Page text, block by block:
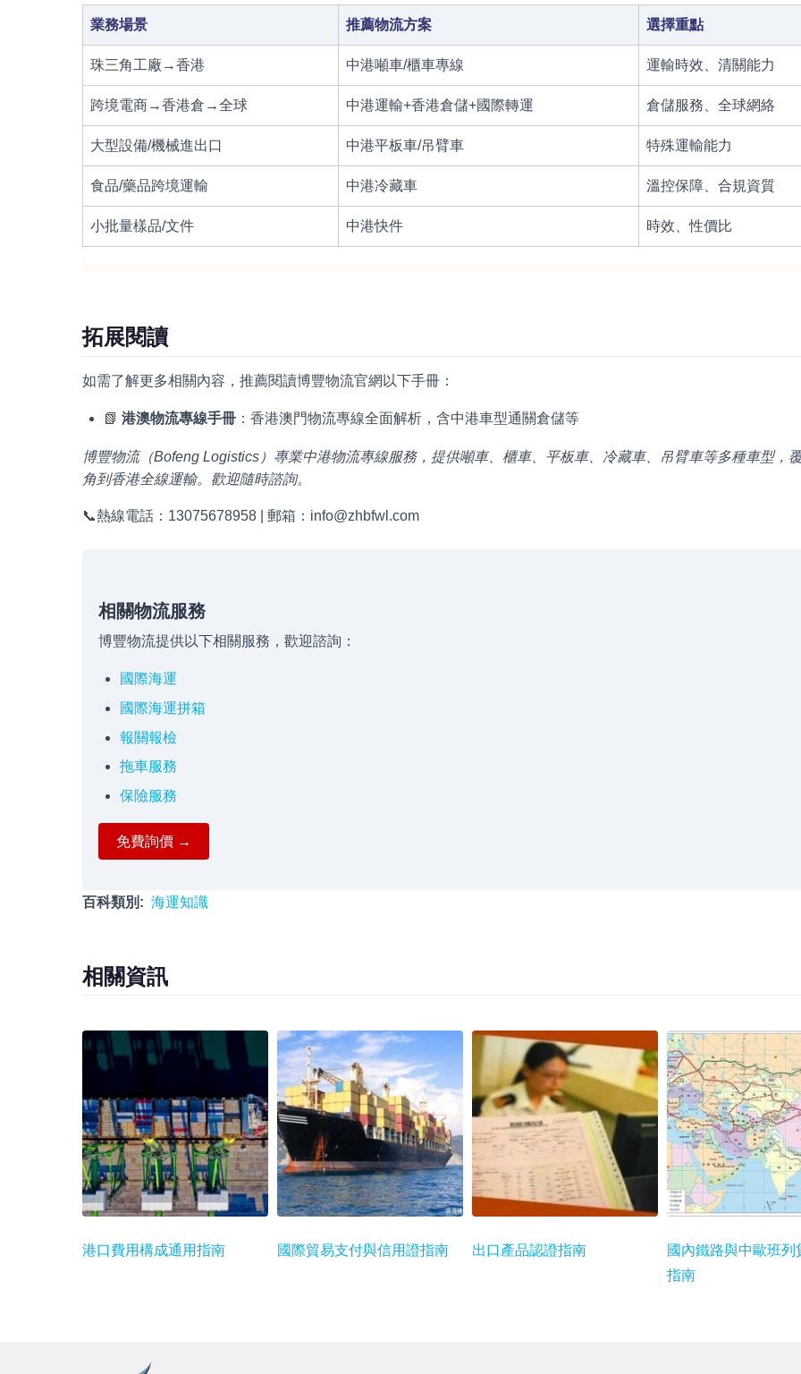
業務場景 推薦物流方案 選擇重點
珠三角工廠→香港 中港噸車/櫃車專線 運輸時效、清關能力
跨境電商→香港倉→全球 中港運輸+香港倉儲+國際轉運 倉儲服務、全球網絡
大型設備/機械進出口 中港平板車/吊臂車 特殊運輸能力
食品/藥品跨境運輸 中港冷藏車 溫控保障、合規資質
小批量樣品/文件 中港快件 時效、性價比
拓展閱讀
如需了解更多相關內容，推薦閱讀博豐物流官網以下手冊：
📗 港澳物流專線手冊 ：香港澳門物流專線全面解析，含中港車型通關倉儲等
博豐物流（Bofeng Logistics）專業中港物流專線服務，提供噸車、櫃車、平板車、冷藏車、吊臂車等多種車型，
角到香港全線運輸。歡迎隨時諮詢。
📞熱線電話：13075678958 | 郵箱：info@zhbfwl.com
相關物流服務
博豐物流提供以下相關服務，歡迎諮詢：
國際海運
國際海運拼箱
報關報檢
拖車服務
保險服務
免費詢價 →
百科類別 海運知識
相關資訊
港口費用構成通用指南 國際貿易支付與信用證指南 出口產品認證指南
國內鐵路與中歐班列
指南